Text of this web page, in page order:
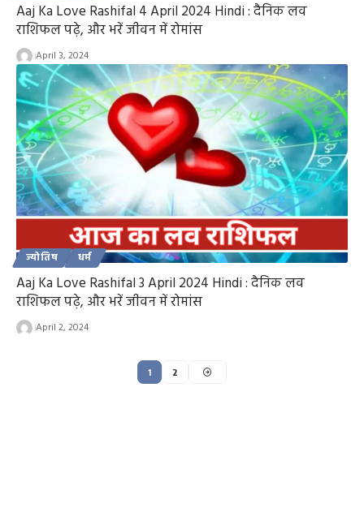
Aaj Ka Love Rashifal 4 April 2024 Hindi : दैनिक लव
राशिफल पढ़े, और भरें जीवन में रोमांस
April 3, 2024
ज्योतिष धर्म
Aaj Ka Love Rashifal 3 April 2024 Hindi : दैनिक लव
राशिफल पढ़े, और भरें जीवन में रोमांस
April 2, 2024
1 2